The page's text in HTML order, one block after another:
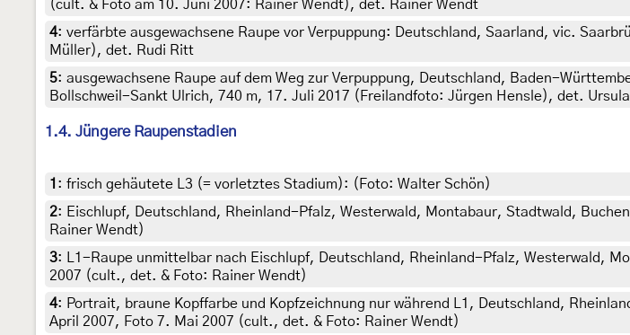
(cult. & Foto am 10. Juni 2007: Rainer Wendt), det. Rainer Wendt
4: verfärbte ausgewachsene Raupe vor Verpuppung: Deutschland, Saarland, vic.
Müller), det. Rudi Ritt
5: ausgewachsene Raupe auf dem Weg zur Verpuppung, Deutschland, Baden-
Bollschweil-Sankt Ulrich, 740 m, 17. Juli 2017 (Freilandfoto: Jürgen Hensle), det.
1.4. Jüngere Raupenstadien
1 : frisch gehäutete L3 (= vorletztes Stadium): (Foto: Walter Schön)
2: Eischlupf, Deutschland, Rheinland-Pfalz, Westerwald, Montabaur, Stadtwald,
Rainer Wendt)
3: L1-Raupe unmittelbar nach Eischlupf, Deutschland, Rheinland-Pfalz, Westerwald,
2007 (cult., det. & Foto: Rainer Wendt)
4: Portrait, braune Kopffarbe und Kopfzeichnung nur während L1, Deutschland,
April 2007, Foto 7. Mai 2007 (cult., det. & Foto: Rainer Wendt)